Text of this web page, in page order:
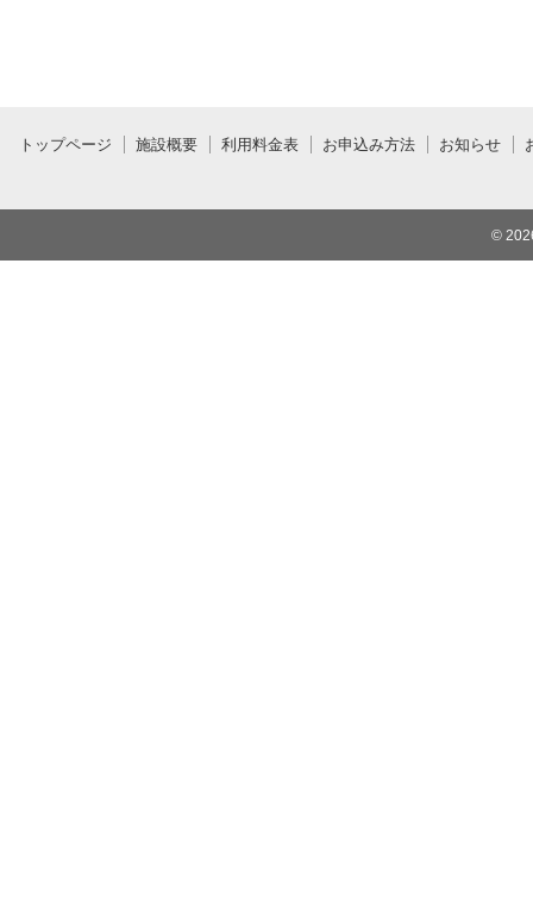
トップページ 施設概要 利用料金表 お申込み方法 お知らせ
©